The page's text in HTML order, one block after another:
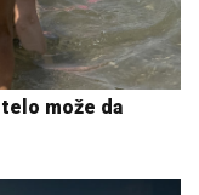
može da